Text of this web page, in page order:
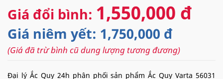
Giá đổi bình: 1,550,000 đ
Giá niêm yết: 1,750,000 đ
(Giá đã trừ bình cũ dung lượng tương đương)
Đại lý Ắc Quy 24h phân phối sản phẩm Ắc Quy Varta 56031